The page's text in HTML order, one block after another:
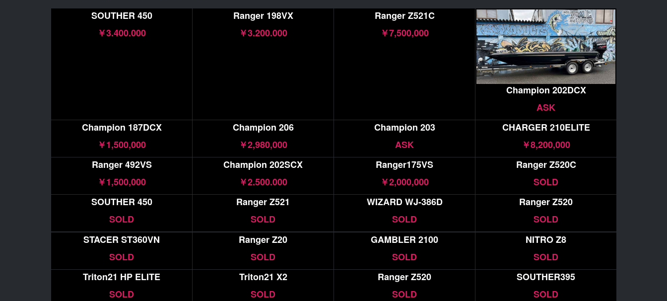
SOUTHER 450
￥3.400.000
Ranger 198VX
￥3.200.000
Ranger Z521C
￥7,500,000
Champion 202DCX
ASK
Champion 187DCX
￥1,500,000
Champion 206
￥2,980,000
Champion 203
ASK
CHARGER 210ELITE
￥8,200,000
Ranger 492VS
￥1,500,000
Champion 202SCX
￥2.500.000
Ranger175VS
￥2,000,000
Ranger Z520C
SOLD
SOUTHER 450
SOLD
Ranger Z521
SOLD
WIZARD WJ-386D
SOLD
Ranger Z520
SOLD
STACER ST360VN
SOLD
Ranger Z20
SOLD
GAMBLER 2100
SOLD
NITRO Z8
SOLD
Triton21 HP ELITE
SOLD
Triton21 X2
SOLD
Ranger Z520
SOLD
SOUTHER395
SOLD